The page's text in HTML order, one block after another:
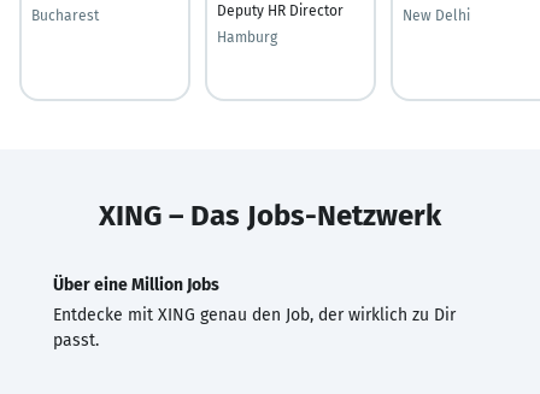
Bucharest
Deputy HR Director
Hamburg
New Delhi
XING – Das Jobs-Netzwerk
Über eine Million Jobs
Entdecke mit XING genau den Job, der wirklich zu Dir
passt.